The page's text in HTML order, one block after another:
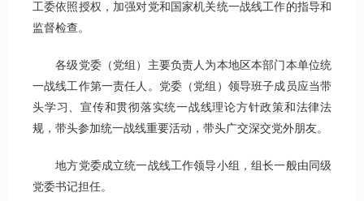
工委依照授权，加强对党和国家机关统一战线工作的指导和
监督检查。
各级党委（党组）主要负责人为本地区本部门本单位统
一战线工作第一责任人。党委（党组）领导班子成员应当带
头学习、宣传和贯彻落实统一战线理论方针政策和法律法
规，带头参加统一战线重要活动，带头广交深交党外朋友。
地方党委成立统一战线工作领导小组，组长一般由同级
党委书记担任。